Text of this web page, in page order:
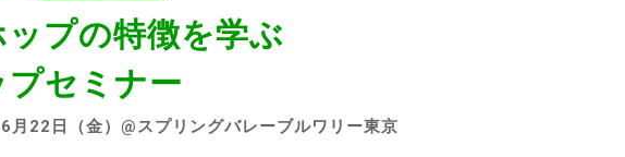
ップの特徴を学ぶ
プセミナー
月22日（金）@スプリングバレーブルワリー東京